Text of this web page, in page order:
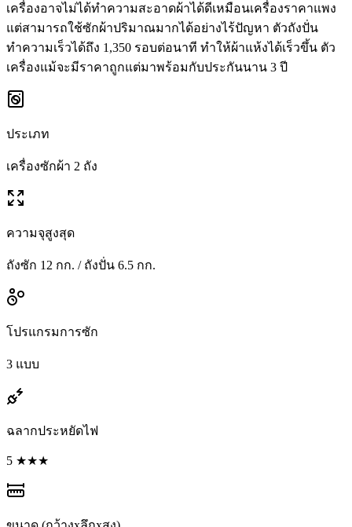
เครื่องอาจไม่ได้ทำความสะอาดผ้าได้ดีเหมือนเครื่องราคาแพง
แต่สามารถใช้ซักผ้าปริมาณมากได้อย่างไร้ปัญหา ตัวถังปั่น
ทำความเร็วได้ถึง 1,350 รอบต่อนาที ทำให้ผ้าแห้งได้เร็วขึ้น ตัว
เครื่องแม้จะมีราคาถูกแต่มาพร้อมกับประกันนาน 3 ปี
ประเภท
เครื่องซักผ้า 2 ถัง
ความจุสูงสุด
ถังซัก 12 กก. / ถังปั่น 6.5 กก.
โปรแกรมการซัก
3 แบบ
ฉลากประหยัดไฟ
5 ★★★